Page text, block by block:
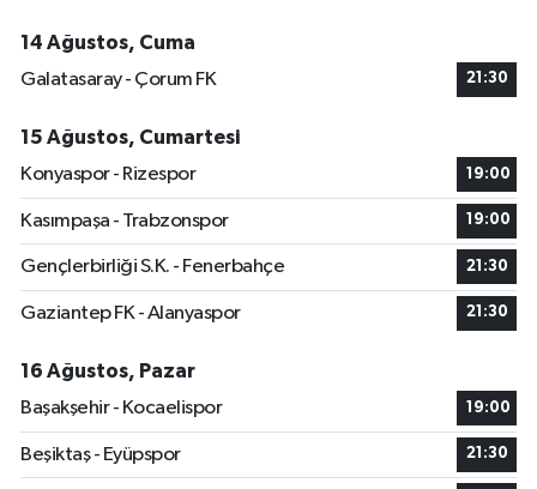
14 Ağustos, Cuma
Galatasaray - Çorum FK
21:30
15 Ağustos, Cumartesi
Konyaspor - Rizespor
19:00
Kasımpaşa - Trabzonspor 19:00
Gençlerbirliği S.K. - Fenerbahçe 21:30
Gaziantep FK - Alanyaspor 21:30
16 Ağustos, Pazar
Başakşehir - Kocaelispor
19:00
Beşiktaş - Eyüpspor 21:30